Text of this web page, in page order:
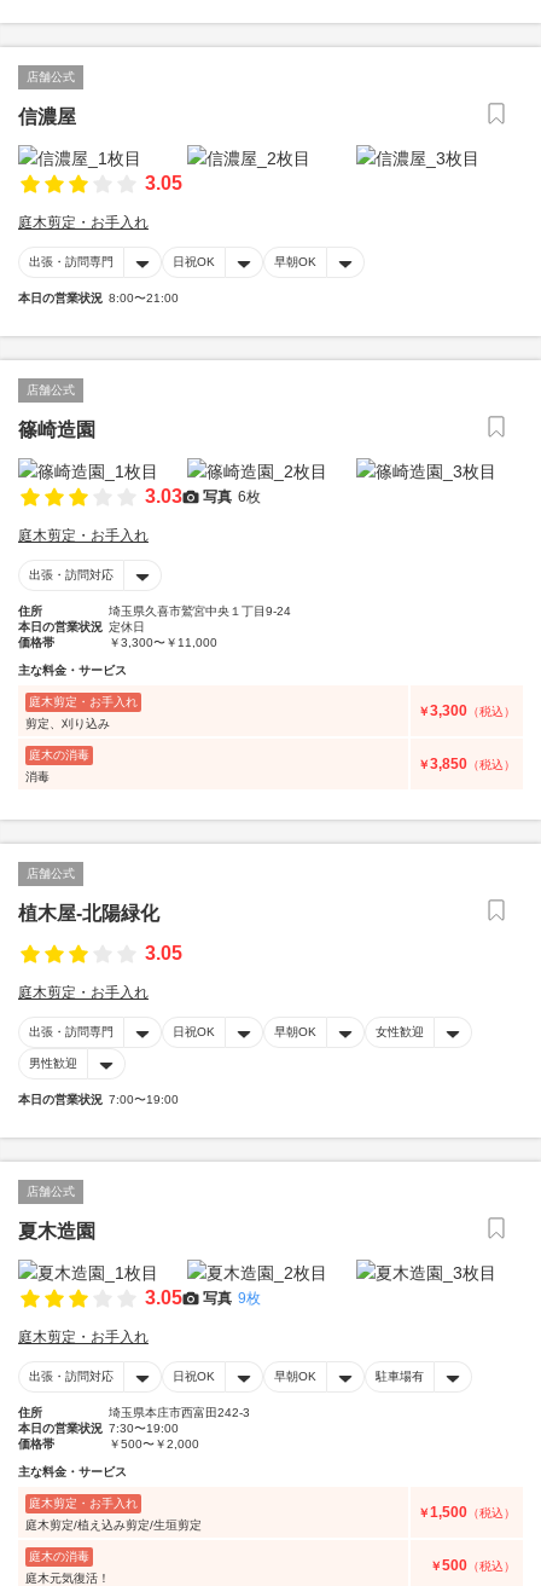
店舗公式
信濃屋
3.05
庭木剪定・お手入れ
出張・訪問専門 日祝OK 早朝OK
本日の営業状況 8:00〜21:00
店舗公式
篠崎造園
3.03 写真 6枚
庭木剪定・お手入れ
出張・訪問対応
住所
埼玉県久喜市鷲宮中央１丁目9-24
本日の営業状況 定休日
価格帯
￥3,300〜￥11,000
主な料金・サービス
庭木剪定・お手入れ
剪定、刈り込み
￥3,300 （税込）
庭木の消毒
消毒
￥3,850 （税込）
店舗公式
植木屋-北陽緑化
3.05
庭木剪定・お手入れ
出張・訪問専門 日祝OK 早朝OK 女性歓迎
男性歓迎
本日の営業状況 7:00〜19:00
店舗公式
夏木造園
3.05 写真 9枚
庭木剪定・お手入れ
出張・訪問対応 日祝OK 早朝OK 駐車場有
住所
埼玉県本庄市西富田242-3
本日の営業状況 7:30〜19:00
価格帯
￥500〜￥2,000
主な料金・サービス
庭木剪定・お手入れ
庭木剪定/植え込み剪定/生垣剪定
￥1,500 （税込）
庭木の消毒
庭木元気復活！
￥500 （税込）